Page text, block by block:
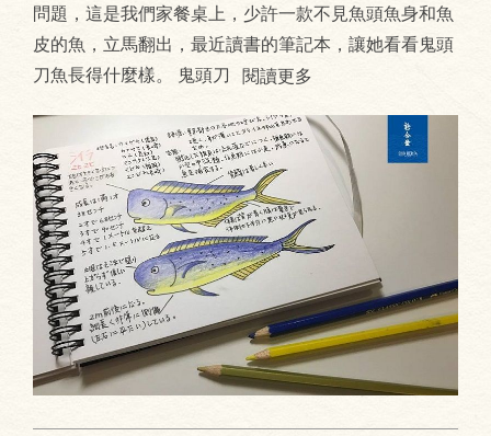
問題，這是我們家餐桌上，少許一款不見魚頭魚身和魚
皮的魚，立馬翻出，最近讀書的筆記本，讓她看看鬼頭
刀魚長得什麼樣。 鬼頭刀 閱讀更多